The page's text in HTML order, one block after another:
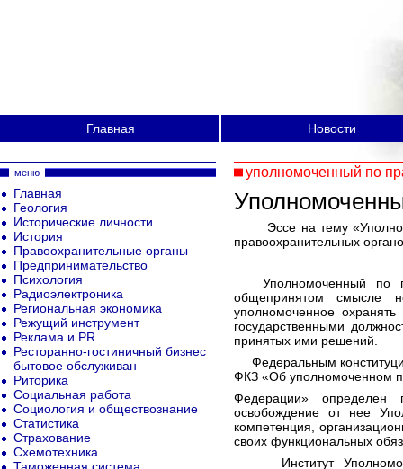
Главная Новости
уполномоченный по
Эссе на тему
правоохранительных
Уполномоченный по
общепринятом смысле
уполномоченное
государственными
принятых ими решений.
Федеральным
ФКЗ «Об уполномоченном
Федерации» определен
освобождение от нее
компетенция,
своих функциональных
Институт
меню
Главная
Геология
Исторические личности
История
Правоохранительные органы
Предпринимательство
Психология
Радиоэлектроника
Региональная экономика
Режущий инструмент
Реклама и PR
Ресторанно-гостиничный бизнес
бытовое обслуживан
Риторика
Социальная работа
Социология и обществознание
Статистика
Страхование
Схемотехника